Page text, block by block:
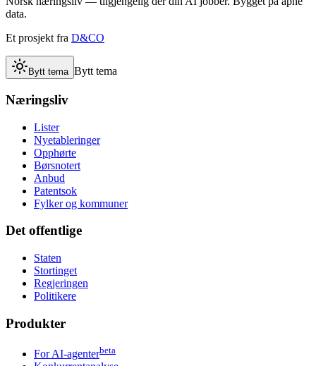
data.
Et prosjekt fra D&CO
Bytt tema Bytt tema
Næringsliv
Lister
Nyetableringer
Opphørte
Børsnotert
Anbud
Patentsok
Fylker og kommuner
Det offentlige
Staten
Stortinget
Regjeringen
Politikere
Produkter
For AI-agenterbeta